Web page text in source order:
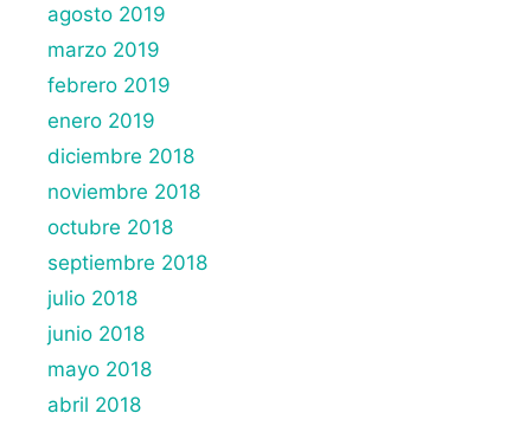
agosto 2019
marzo 2019
febrero 2019
enero 2019
diciembre 2018
noviembre 2018
octubre 2018
septiembre 2018
julio 2018
junio 2018
mayo 2018
abril 2018